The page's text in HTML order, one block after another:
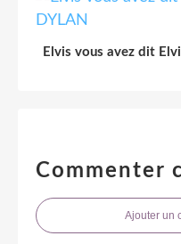
Elvis vous avez dit
Commenter
Ajouter un